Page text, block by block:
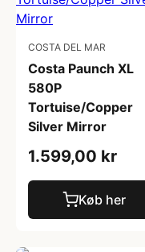
COSTA DEL MAR
Costa Paunch XL
580P
Tortuise/Copper
Silver Mirror
1.599,00 kr
Køb her